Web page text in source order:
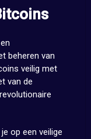
beheren van
veilig met
van de
op een veilige